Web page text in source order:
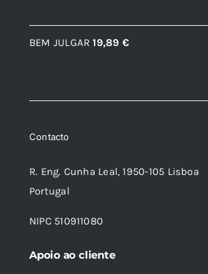
era:
BEM JULGAR 19,89 €
Contacto
R. Eng. Cunha Leal, 1950-105 Lisboa
Portugal
NIPC 510911080
Apoio ao cliente